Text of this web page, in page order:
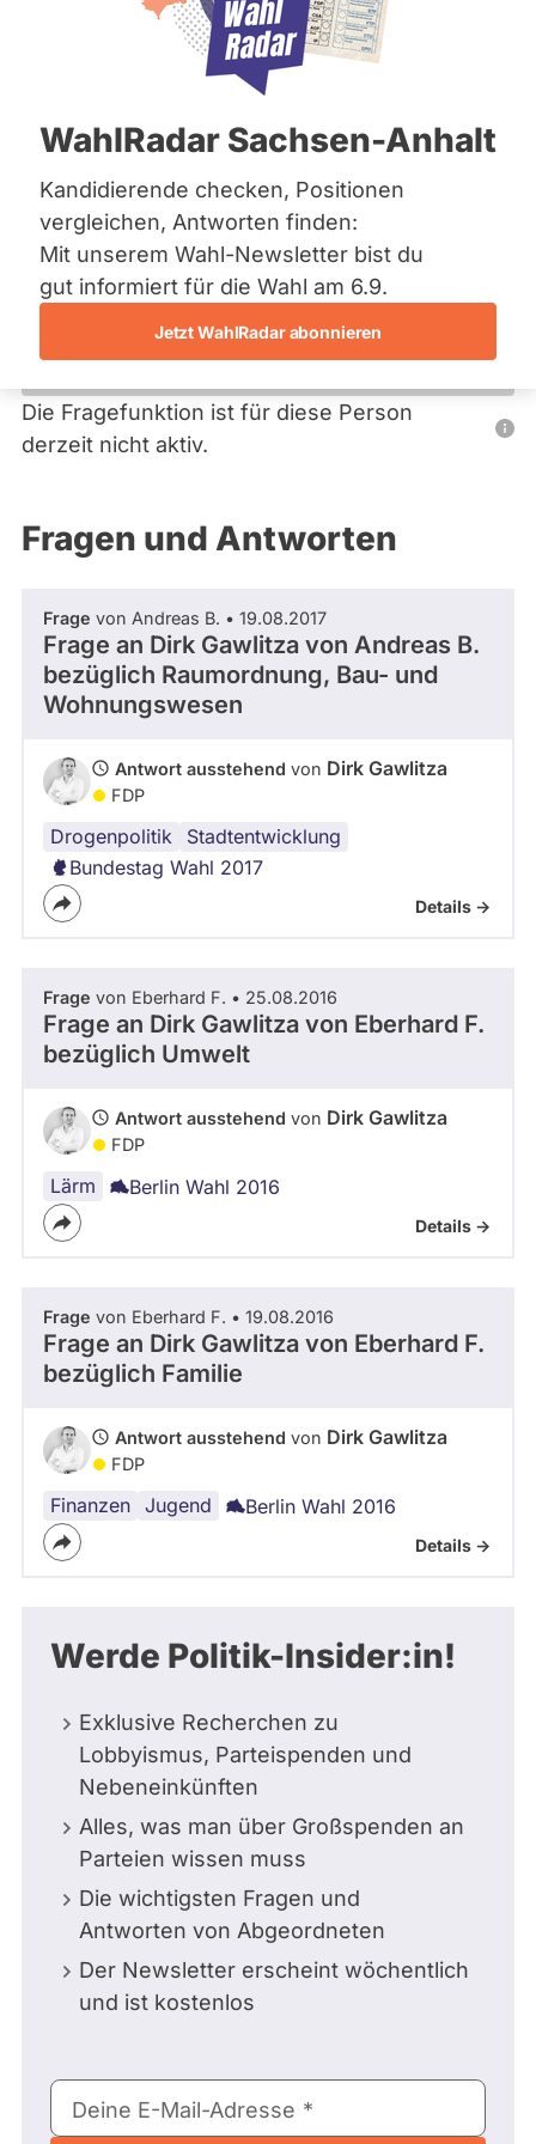
Bremen
Hamburg
Mecklenburg-Vorpommern
Nordrhein-Westfalen
Saarland
Sachsen
Sachsen-Anhalt
Sachsen-Anhalt
Schleswig-Holstein
Thüringen
Archiv
Über uns
WahlRadar Sachsen-Anhalt
Kandidierende checken, Positionen
vergleichen, Antworten finden:
Mit unserem Wahl-Newsletter bist du
gut informiert für die Wahl am 6.9.
Jetzt WahlRadar abonnieren
Reiter
Dirk Gawlitza
FDP
Dieser Politiker hat kein aktuelles und kein zukünftiges
Mandat und keine Direktandidatur auf Landes-, Bundes-
oder EU-Ebene. Mögliche Kandidaturen über eine
Wahlliste werden bei uns nicht erfasst.
Die Fragefunktion ist für diese Person
derzeit nicht aktiv.
Nur
aktiven
oder
Mandaten
können
über
befragt
werden.
Fragen und Antworten
Frage von Andreas B. • 19.08.2017
Frage an Dirk Gawlitza von Andreas B.
bezüglich Raumordnung, Bau- und
Wohnungswesen
Antwort ausstehend von Dirk Gawlitza
FDP
Drogenpolitik Stadtentwicklung
Stadtbild
Berlin
Cannabis
Bundestag Wahl 2017
Details ->
Frage von Eberhard F. • 25.08.2016
Frage an Dirk Gawlitza von Eberhard F.
bezüglich Umwelt
Antwort ausstehend von Dirk Gawlitza
FDP
Lärm Berlin Wahl 2016
Details ->
Frage von Eberhard F. • 19.08.2016
Frage an Dirk Gawlitza von Eberhard F.
bezüglich Familie
Antwort ausstehend von Dirk Gawlitza
FDP
Finanzen Jugend
Sozialpolitik Berlin Wahl 2016
Details ->
Werde Politik-Insider:in!
Exklusive Recherchen zu
Lobbyismus, Parteispenden und
Nebeneinkünften
Alles, was man über Großspenden an
Parteien wissen muss
Die wichtigsten Fragen und
Antworten von Abgeordneten
Der Newsletter erscheint wöchentlich
und ist kostenlos
E-
Mail-
Deine E-Mail-Adresse